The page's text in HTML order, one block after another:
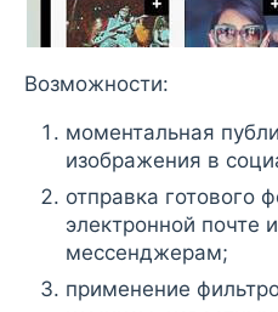
Возможности:
моментальная
изображения в
отправка готового
электронной почте
мессенджерам;
применение